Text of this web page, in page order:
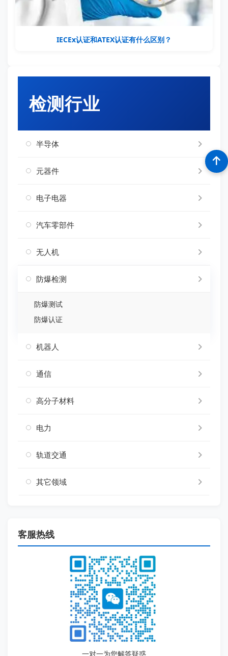
IECEx认证和ATEX认证有什么区别？
检测行业
半导体
元器件
电子电器
汽车零部件
无人机
防爆检测
防爆测试
防爆认证
机器人
通信
高分子材料
电力
轨道交通
其它领域
客服热线
一对一为您解答疑惑